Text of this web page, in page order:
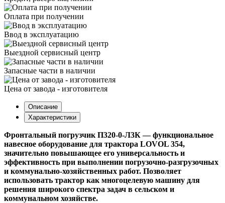
Кредит, рассрочка, лизинг
Оплата при получении
Ввод в эксплуатацию
Выездной сервисный центр
Запасные части в наличии
Описание
Фронтальный погрузчикП320-0-Л3К— функциональное
навесное оборудование для трактораLOVOL 354,
значительно повышающее его универсальность и
эффективность при выполнении погрузочно-разгрузочных
и коммунально-хозяйственных работ. Позволяет
использовать трактор как многоцелевую машину для
решения широкого спектра задач в сельском и